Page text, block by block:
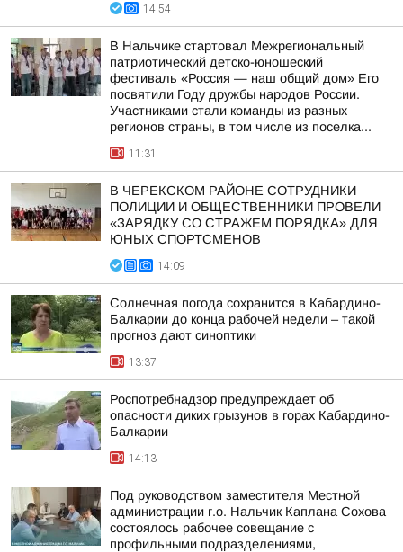
14:54
В Нальчике стартовал Межрегиональный
патриотический детско-юношеский
фестиваль «Россия — наш общий дом» Его
посвятили Году дружбы народов России.
Участниками стали команды из разных
регионов страны, в том числе из поселка...
11:31
В ЧЕРЕКСКОМ РАЙОНЕ СОТРУДНИКИ
ПОЛИЦИИ И ОБЩЕСТВЕННИКИ ПРОВЕЛИ
«ЗАРЯДКУ СО СТРАЖЕМ ПОРЯДКА» ДЛЯ
ЮНЫХ СПОРТСМЕНОВ
14:09
Солнечная погода сохранится в Кабардино-
Балкарии до конца рабочей недели – такой
прогноз дают синоптики
13:37
Роспотребнадзор предупреждает об
опасности диких грызунов в горах Кабардино-
Балкарии
14:13
Под руководством заместителя Местной
администрации г.о. Нальчик Каплана Сохова
состоялось рабочее совещание с
профильными подразделениями,